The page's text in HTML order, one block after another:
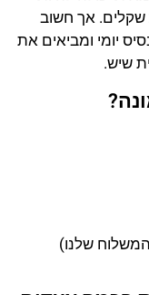
שקלים. אך חשוב
יומי ומביאים את
שיש.
שלנו)